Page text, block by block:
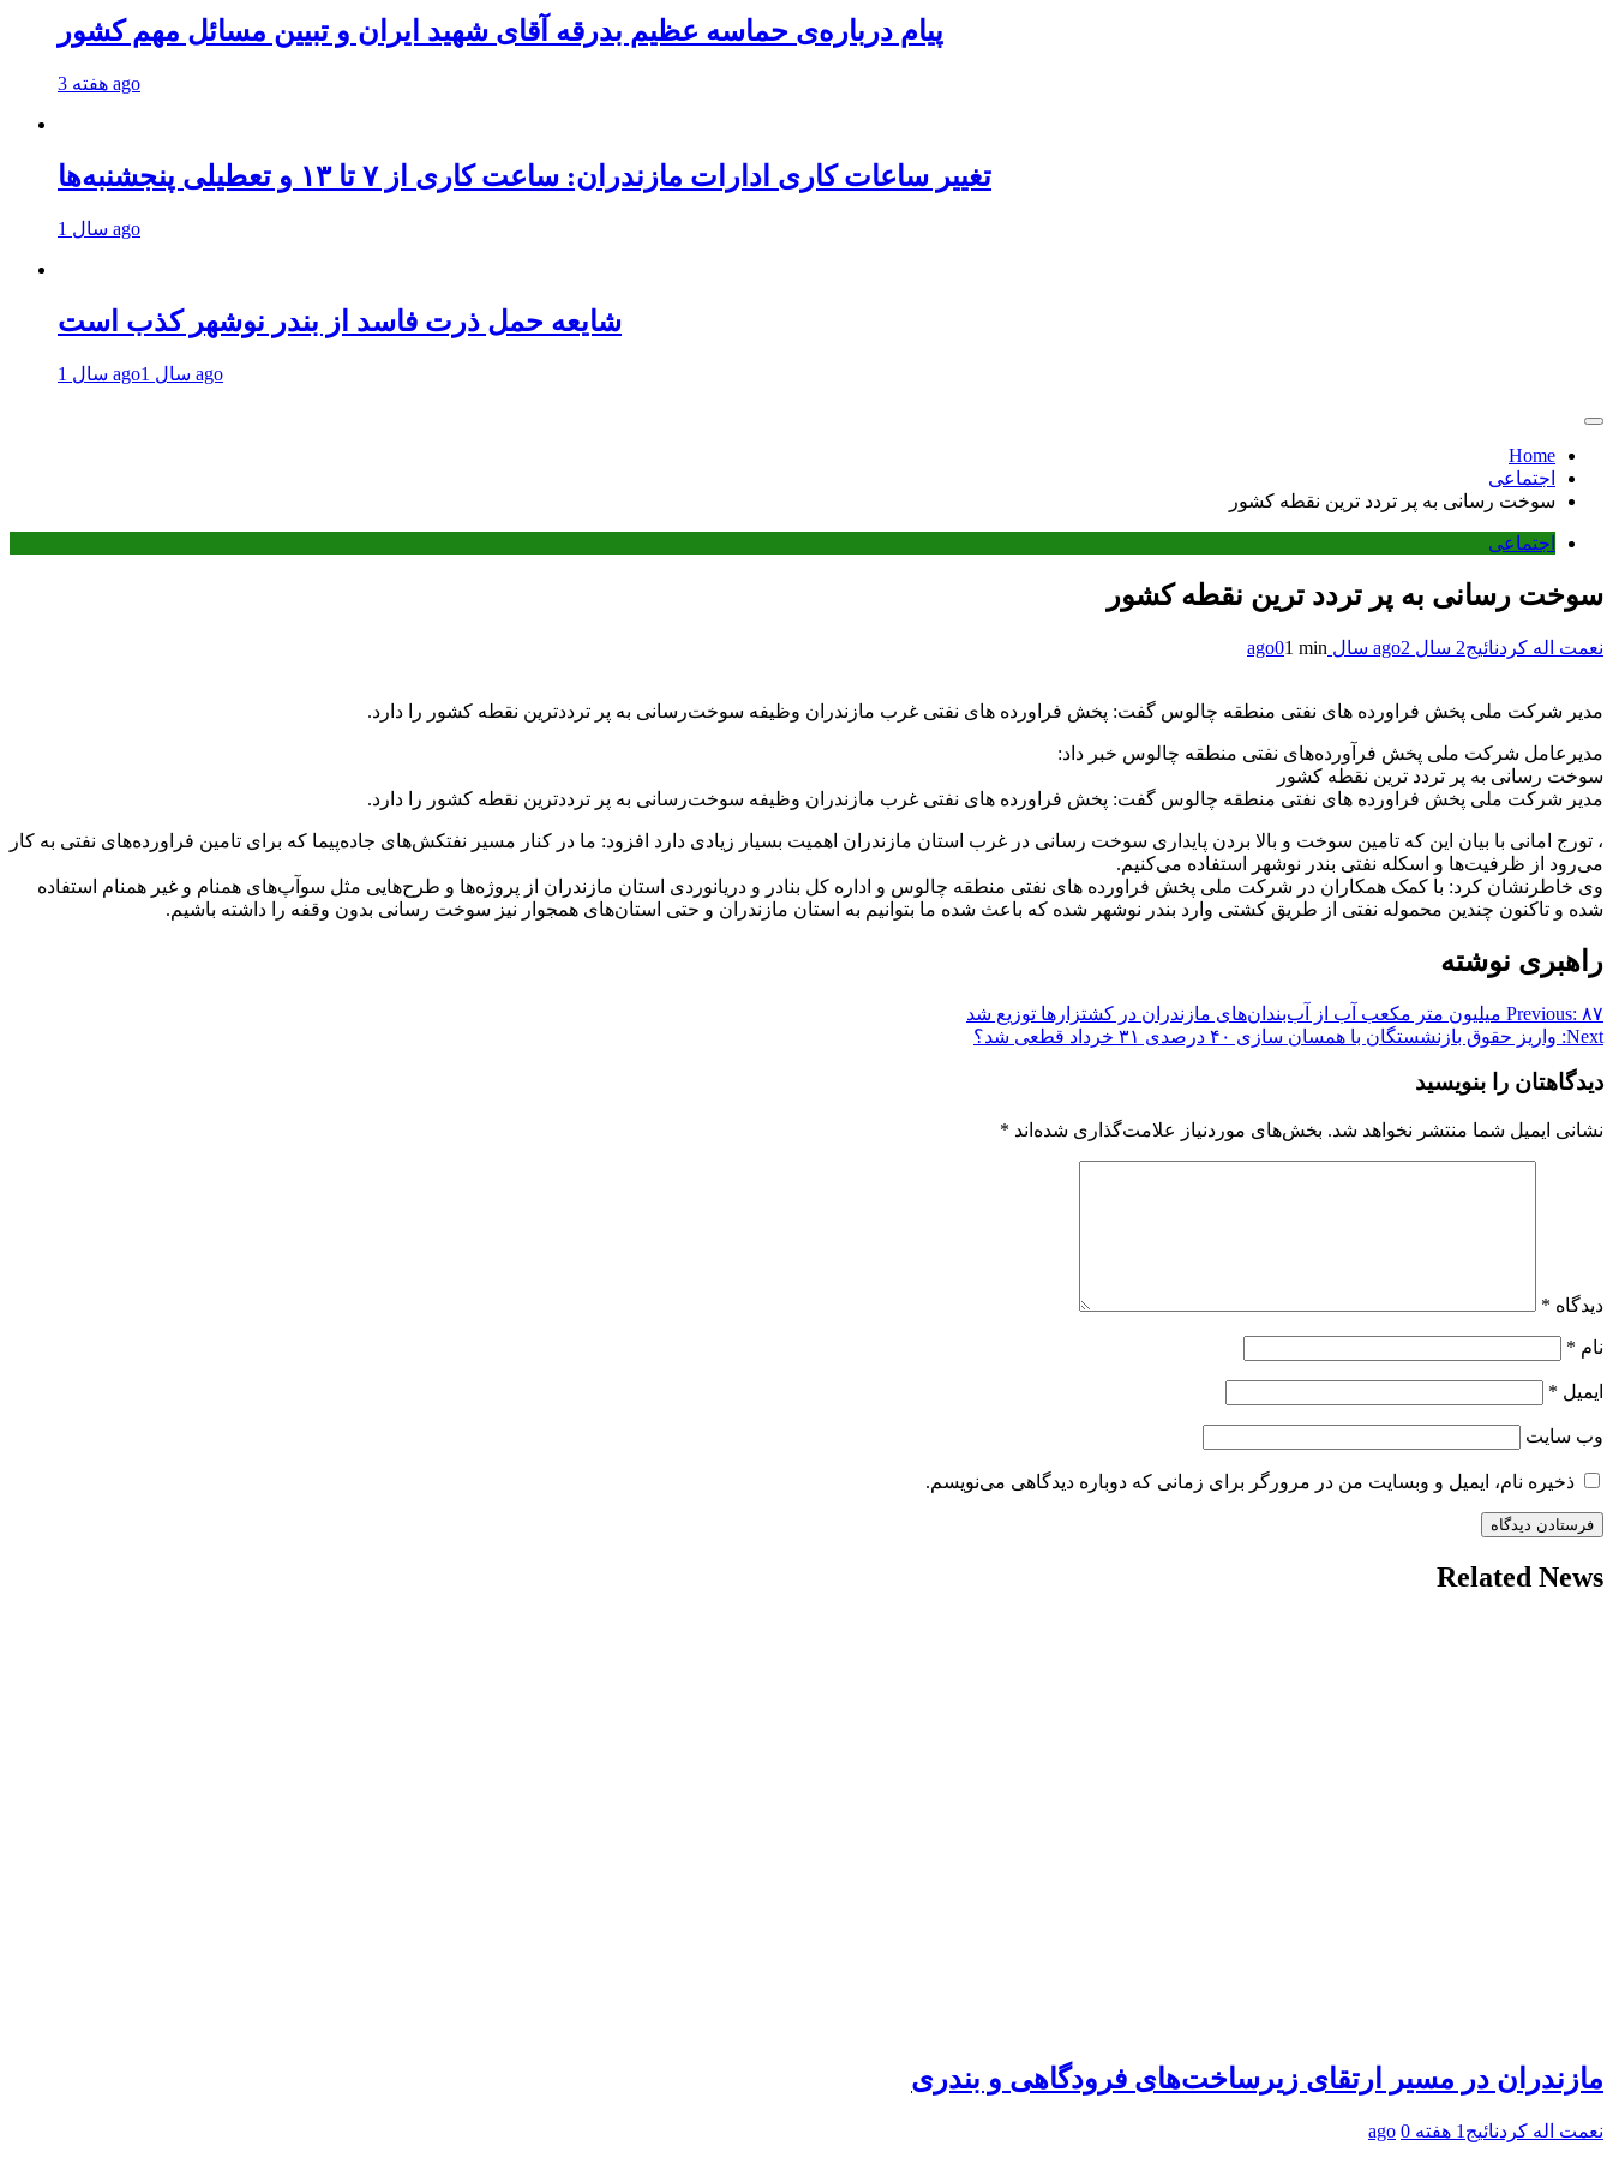
پیام درباره‌ی حماسه عظیم بدرقه آقای شهید ایران و تبیین مسائل مهم کشور
3 هفته ago
تغییر ساعات کاری ادارات مازندران: ساعت کاری از ۷ تا ۱۳ و تعطیلی پنجشنبه‌ها
1 سال ago
شایعه حمل ذرت فاسد از بندر نوشهر کذب است
1 سال ago 1 سال ago
Home
اجتماعی
سوخت رسانی به پر تردد ترین نقطه کشور
اجتماعی
سوخت رسانی به پر تردد ترین نقطه کشور
نعمت اله کردنائیج2 سال ago 2 سال ago 01 min
مدیر شرکت ملی پخش فراورده های نفتی منطقه چالوس گفت: پخش فراورده های نفتی غرب مازندران وظیفه سوخت‌رسانی به پر ترددترین نقطه کشور را دارد.
مدیرعامل شرکت ملی پخش فرآورده‌های نفتی منطقه چالوس خبر داد:
سوخت رسانی به پر تردد ترین نقطه کشور
مدیر شرکت ملی پخش فراورده های نفتی منطقه چالوس گفت: پخش فراورده های نفتی غرب مازندران وظیفه سوخت‌رسانی به پر ترددترین نقطه کشور را دارد.
، تورج امانی با بیان این که تامین سوخت و بالا بردن پایداری سوخت رسانی در غرب استان مازندران اهمیت بسیار زیادی دارد افزود: ما در کنار مسیر نفتکش‌های جاده‌پیما که برای تامین فراورده‌های نفتی به کار
می‌رود از ظرفیت‌ها و اسکله نفتی بندر نوشهر استفاده می‌کنیم.
وی خاطرنشان کرد: با کمک همکاران در شرکت ملی پخش فراورده های نفتی منطقه چالوس و اداره کل بنادر و دریانوردی استان مازندران از پروژه‌ها و طرح‌هایی مثل سوآپ‌های همنام و غیر همنام استفاده
شده و تاکنون چندین محموله نفتی از طریق کشتی وارد بندر نوشهر شده که باعث شده ما بتوانیم به استان مازندران و حتی استان‌های همجوار نیز سوخت رسانی بدون وقفه را داشته باشیم.
راهبری نوشته
Previous: ۸۷ میلیون متر مکعب آب از آب‌بندان‌های مازندران در کشتزارها توزیع شد
Next: واریز حقوق بازنشستگان با همسان سازی ۴۰ درصدی ۳۱ خرداد قطعی شد؟
دیدگاهتان را بنویسید
نشانی ایمیل شما منتشر نخواهد شد. بخش‌های موردنیاز علامت‌گذاری شده‌اند *
دیدگاه *
نام *
ایمیل *
وب‌ سایت
ذخیره نام، ایمیل و وبسایت من در مرورگر برای زمانی که دوباره دیدگاهی می‌نویسم.
Related News
مازندران در مسیر ارتقای زیرساخت‌های فرودگاهی و بندری
نعمت اله کردنائیج 1 هفته ago 0